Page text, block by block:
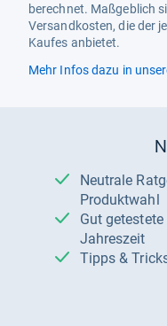
berechnet. Maßgeblich
Versandkosten, die der
Kaufes anbietet.
Mehr Infos dazu in
Neutrale Ratgeber – hilfreich für Ihre
Produktwahl
Gut getestete Produkte – passend zur
Jahreszeit
Tipps &